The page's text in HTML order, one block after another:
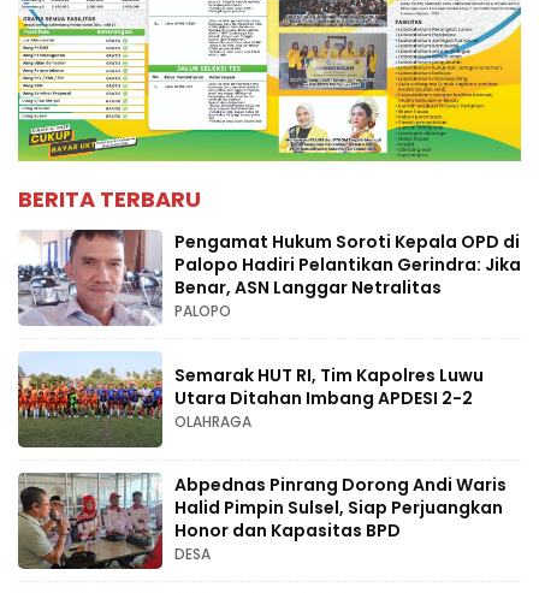
BERITA TERBARU
Pengamat Hukum Soroti Kepala OPD di
Palopo Hadiri Pelantikan Gerindra: Jika
Benar, ASN Langgar Netralitas
PALOPO
Semarak HUT RI, Tim Kapolres Luwu
Utara Ditahan Imbang APDESI 2-2
OLAHRAGA
Abpednas Pinrang Dorong Andi Waris
Halid Pimpin Sulsel, Siap Perjuangkan
Honor dan Kapasitas BPD
DESA